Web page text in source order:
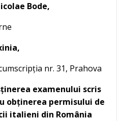
Bode,
nr. 31, Prahova
examenului scris
obținerea permisului de
italieni din România